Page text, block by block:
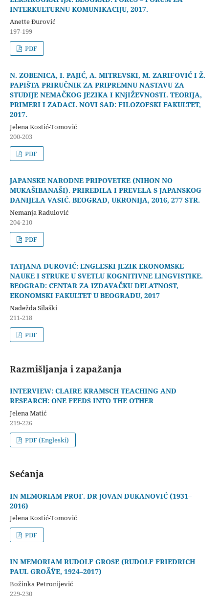
INTERKULTURNU KOMUNIKACIJU, 2017.
Anette Đurović
197-199
PDF
N. ZOBENICA, I. PAJIĆ, A. MITREVSKI, M. ZARIFOVIĆ I Ž.
PAPIŠTA PRIRUČNIK ZA PRIPREMNU NASTAVU ZA
STUDIJE NEMAČKOG JEZIKA I KNjIŽEVNOSTI. TEORIJA,
PRIMERI I ZADACI. NOVI SAD: FILOZOFSKI FAKULTET,
2017.
Jelena Kostić-Tomović
200-203
PDF
JAPANSKE NARODNE PRIPOVETKE (NIHON NO
MUKAŠIBANAŠI). PRIREDILA I PREVELA S JAPANSKOG
DANIJELA VASIĆ. BEOGRAD, UKRONIJA, 2016, 277 STR.
Nemanja Radulović
204-210
PDF
TATJANA ĐUROVIĆ: ENGLESKI JEZIK EKONOMSKE
NAUKE I STRUKE U SVETLU KOGNITIVNE LINGVISTIKE.
BEOGRAD: CENTAR ZA IZDAVAČKU DELATNOST,
EKONOMSKI FAKULTET U BEOGRADU, 2017
Nadežda Silaški
211-218
PDF
Razmišljanja i zapažanja
INTERVIEW: CLAIRE KRAMSCH TEACHING AND
RESEARCH: ONE FEEDS INTO THE OTHER
Jelena Matić
219-226
PDF (Engleski)
Sećanja
IN MEMORIAM PROF. DR JOVAN ĐUKANOVIĆ (1931–
2016)
Jelena Kostić-Tomović
PDF
IN MEMORIAM RUDOLF GROSE (RUDOLF FRIEDRICH
PAUL GROÃŸE, 1924–2017)
Božinka Petronijević
229-230